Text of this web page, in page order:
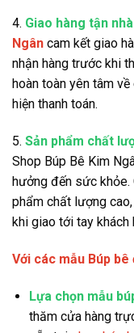
4. Giao hàng tận
Ngân cam kết giao
nhận hàng trước khi
hoàn toàn yên tâm
hiện thanh toán.
5. Sản phẩm chất
Shop Búp Bê Kim
hưởng đến sức
phẩm chất lượng
khi giao tới tay khách
Với các mẫu Búp
Lựa chọn mẫu
thăm cửa hàng